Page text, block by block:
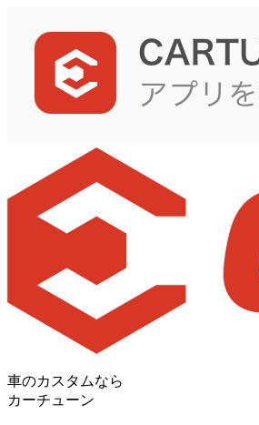
車のカスタムなら
カーチューン